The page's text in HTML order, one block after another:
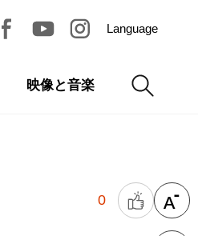
Language
映像と音楽
0